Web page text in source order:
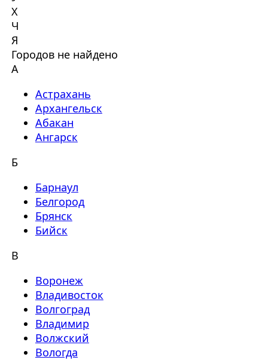
Х
Ч
Я
Городов не найдено
А
Астрахань
Архангельск
Абакан
Ангарск
Б
Барнаул
Белгород
Брянск
Бийск
В
Воронеж
Владивосток
Волгоград
Владимир
Волжский
Вологда